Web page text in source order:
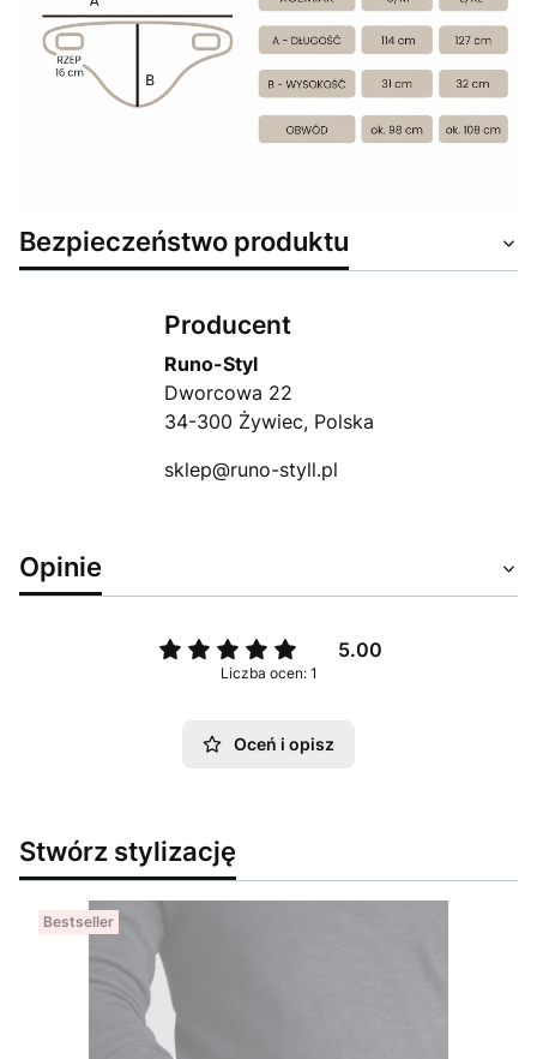
Bezpieczeństwo produktu
Producent
Runo-Styl
Dworcowa 22
34-300 Żywiec, Polska
sklep@runo-styll.pl
Opinie
5.00
Liczba ocen: 1
Oceń i opisz
Stwórz stylizację
Bestseller